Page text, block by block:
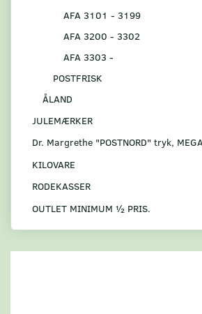
AFA 3101 - 3199
AFA 3200 - 3302
AFA 3303 -
POSTFRISK
ÅLAND
JULEMÆRKER
Dr. Margrethe "POSTNORD" tryk,
KILOVARE
RODEKASSER
OUTLET MINIMUM ½ PRIS.